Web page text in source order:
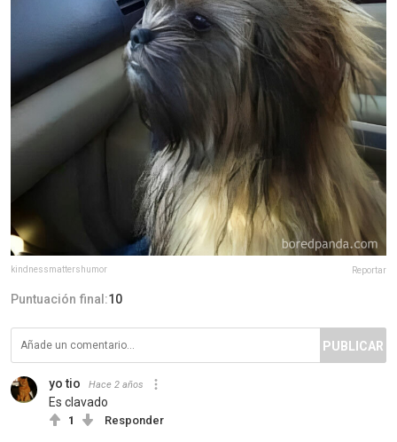
kindnessmattershumor Reportar
Puntuación final:10
PUBLICAR
yo tio Hace 2 años
Es clavado
1 Responder